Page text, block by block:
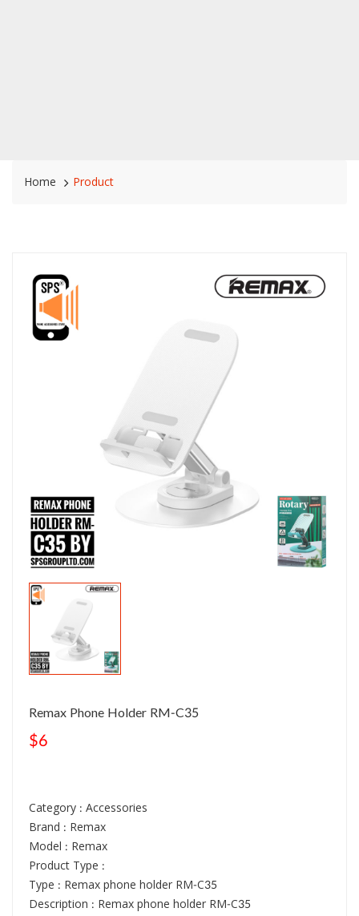
Home Product
Remax Phone Holder RM-C35
$6
Category : Accessories
Brand : Remax
Model : Remax
Product Type :
Type : Remax phone holder RM-C35
Description : Remax phone holder RM-C35